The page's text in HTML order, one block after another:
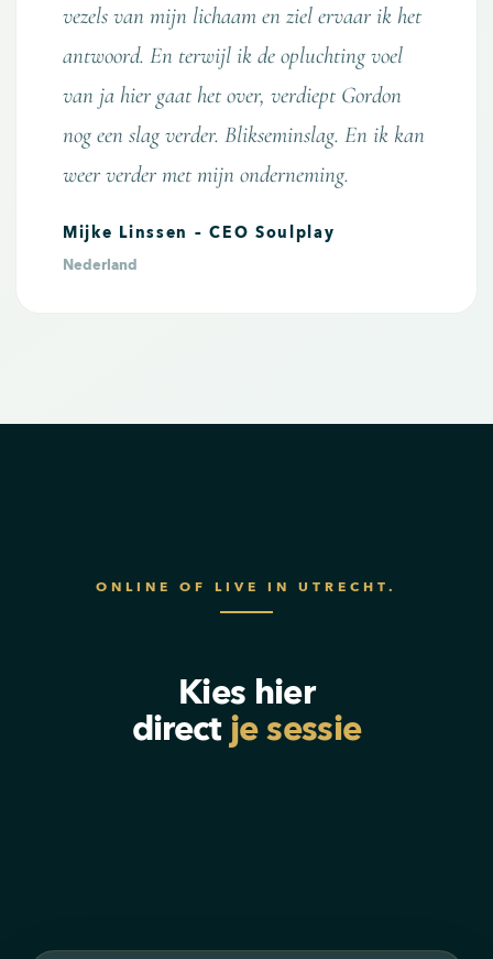
vezels van mijn lichaam en ziel ervaar ik het
antwoord. En terwijl ik de opluchting voel
van ja hier gaat het over, verdiept Gordon
nog een slag verder. Blikseminslag. En ik kan
weer verder met mijn onderneming.
Mijke Linssen – CEO Soulplay
Nederland
ONLINE OF LIVE IN UTRECHT.
Kies hier
directje sessie